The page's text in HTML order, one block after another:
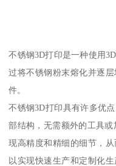
不锈钢3D打印是一种使用
过将不锈钢粉末熔化并逐
件。
不锈钢3D打印具有许多优
部结构，无需额外的工具
现高精度和精细的细节，
以实现快速生产和定制化